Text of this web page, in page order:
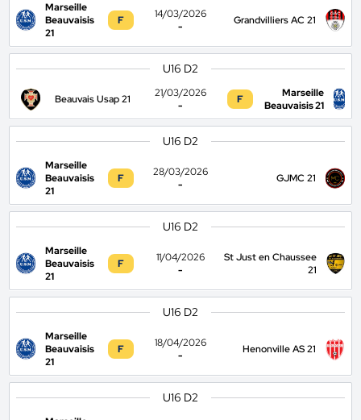
Marseille
Beauvaisis
21
F
14/03/2026
-
Grandvilliers AC 21
U16 D2
Beauvais Usap 21
21/03/2026
-
F
Marseille
Beauvaisis 21
U16 D2
Marseille
Beauvaisis
21
F
28/03/2026
-
GJMC 21
U16 D2
Marseille
Beauvaisis
21
F
11/04/2026
-
St Just en Chaussee
21
U16 D2
Marseille
Beauvaisis
21
F
18/04/2026
-
Henonville AS 21
U16 D2